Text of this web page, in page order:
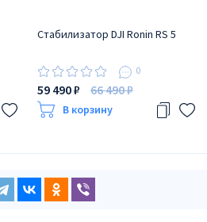
Стабилизатор DJI Ronin RS 5
0
59 490 ₽ 66 490 ₽
В корзину